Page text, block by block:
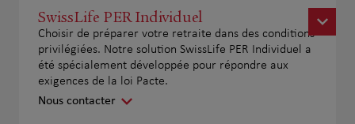
SwissLife PER Individuel
Choisir de préparer votre retraite dans des conditions
privilégiées. Notre solution SwissLife PER Individuel a
été spécialement développée pour répondre aux
exigences de la loi Pacte.
Nous contacter